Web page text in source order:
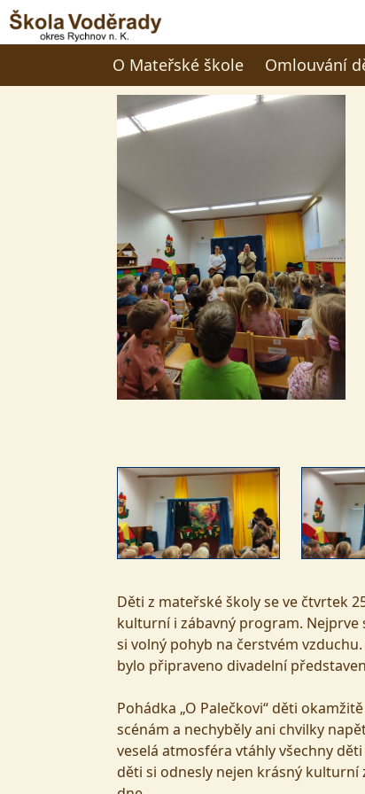
O Mateřské škole Omlouvání
Děti z mateřské školy se ve čtvrtek
kulturní i zábavný program. Nejprve
si volný pohyb na čerstvém
bylo připraveno divadelní
Pohádka „O Palečkovi“ děti
scénám a nechyběly ani chvilky
veselá atmosféra vtáhly všechny
děti si odnesly nejen krásný